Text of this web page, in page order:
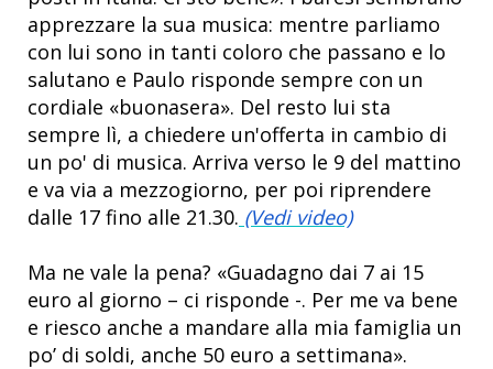
apprezzare la sua musica: mentre parliamo
con lui sono in tanti coloro che passano e lo
salutano e Paulo risponde sempre con un
cordiale «buonasera». Del resto lui sta
sempre lì, a chiedere un'offerta in cambio di
un po' di musica. Arriva verso le 9 del mattino
e va via a mezzogiorno, per poi riprendere
dalle 17 fino alle 21.30. (Vedi video)
Ma ne vale la pena? «Guadagno dai 7 ai 15
euro al giorno – ci risponde -. Per me va bene
e riesco anche a mandare alla mia famiglia un
po’ di soldi, anche 50 euro a settimana».